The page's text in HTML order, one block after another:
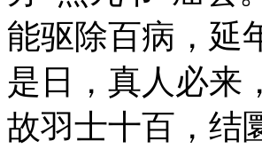
能驱除百病，延
是日，真人必来
故羽士十百，结